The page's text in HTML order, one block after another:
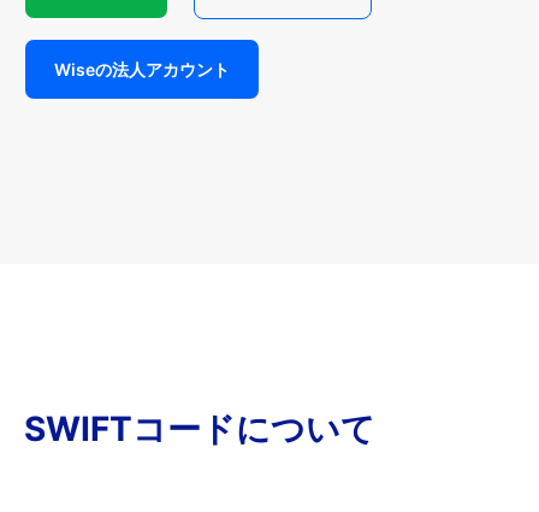
Wiseの法人アカウント
SWIFTコードについて